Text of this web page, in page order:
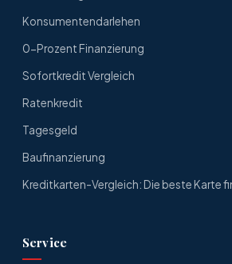
Konsumentendarlehen
0-Prozent Finanzierung
Sofortkredit Vergleich
Ratenkredit
Tagesgeld
Baufinanzierung
Kreditkarten-Vergleich: Die beste Karte
Service